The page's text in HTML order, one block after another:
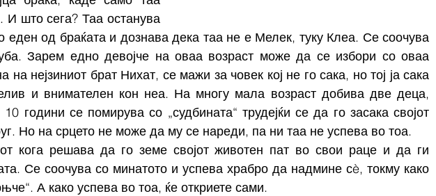
И што сега? Таа останува
еден од браќата и дознава дека таа не е Мелек, туку Клеа. Се соочува
Зарем едно девојче на оваа возраст може да се избори со оваа
на нејзиниот брат Нихат, се мажи за човек кој не го сака, но тој ја сака
и внимателен кон неа. На многу мала возраст добива две деца,
години се помирува со „судбината“ трудејќи се да го засака својот
Но на срцето не може да му се нареди, па ни таа не успева во тоа.
кога решава да го земе својот животен пат во свои раце и да ги
Се соочува со минатото и успева храбро да надмине сè, токму како
А како успева во тоа, ќе откриете сами.